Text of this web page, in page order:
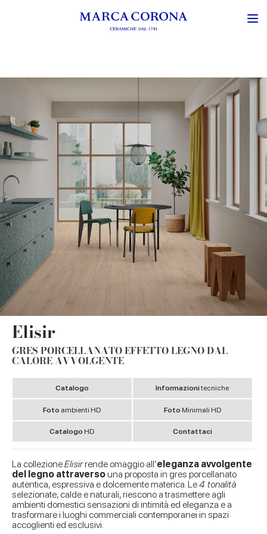
Elisir
GRES PORCELLANATO EFFETTO LEGNO DAL
CALORE AVVOLGENTE
Catalogo Informazionitecniche
Foto ambienti HD Foto Minimali HD
Catalogo HD Contattaci
La collezioneElisirrende omaggio all’eleganza avvolgente
del legno attraversouna proposta in gres porcellanato
autentica, espressiva e dolcemente materica. Le4 tonalità
selezionate, calde e naturali, riescono a trasmettere agli
ambienti domestici sensazioni di intimità ed eleganza e a
trasformare i luoghi commerciali contemporanei in spazi
accoglienti ed esclusivi.